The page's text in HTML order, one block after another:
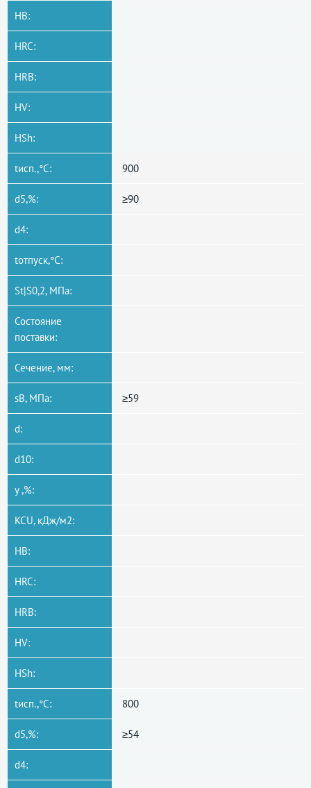
HB:
HRC:
HRB:
HV:
HSh:
tисп.,°C: 900
d5,%: ≥90
d4:
tотпуск,°C:
St|S0,2, МПа:
Состояние
поставки:
Сечение, мм:
sB, МПа: ≥59
d:
d10:
y ,%:
KCU, кДж/м2:
HB:
HRC:
HRB:
HV:
HSh:
tисп.,°C: 800
d5,%: ≥54
d4: